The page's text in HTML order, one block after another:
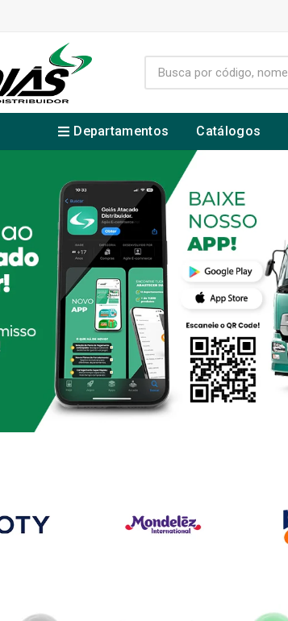
Departamentos Catálogos